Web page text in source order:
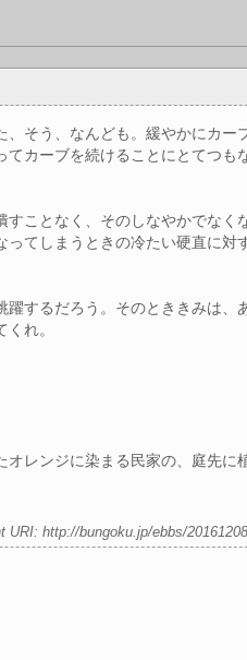
そう、なんども。緩やかにカー
カーブを続けることにとてつも
ことなく、そのしなやかでなく
てしまうときの冷たい硬直に対
するだろう。そのとききみは、
れ。
レンジに染まる民家の、庭先に
URI:http://bungoku.jp/ebbs/